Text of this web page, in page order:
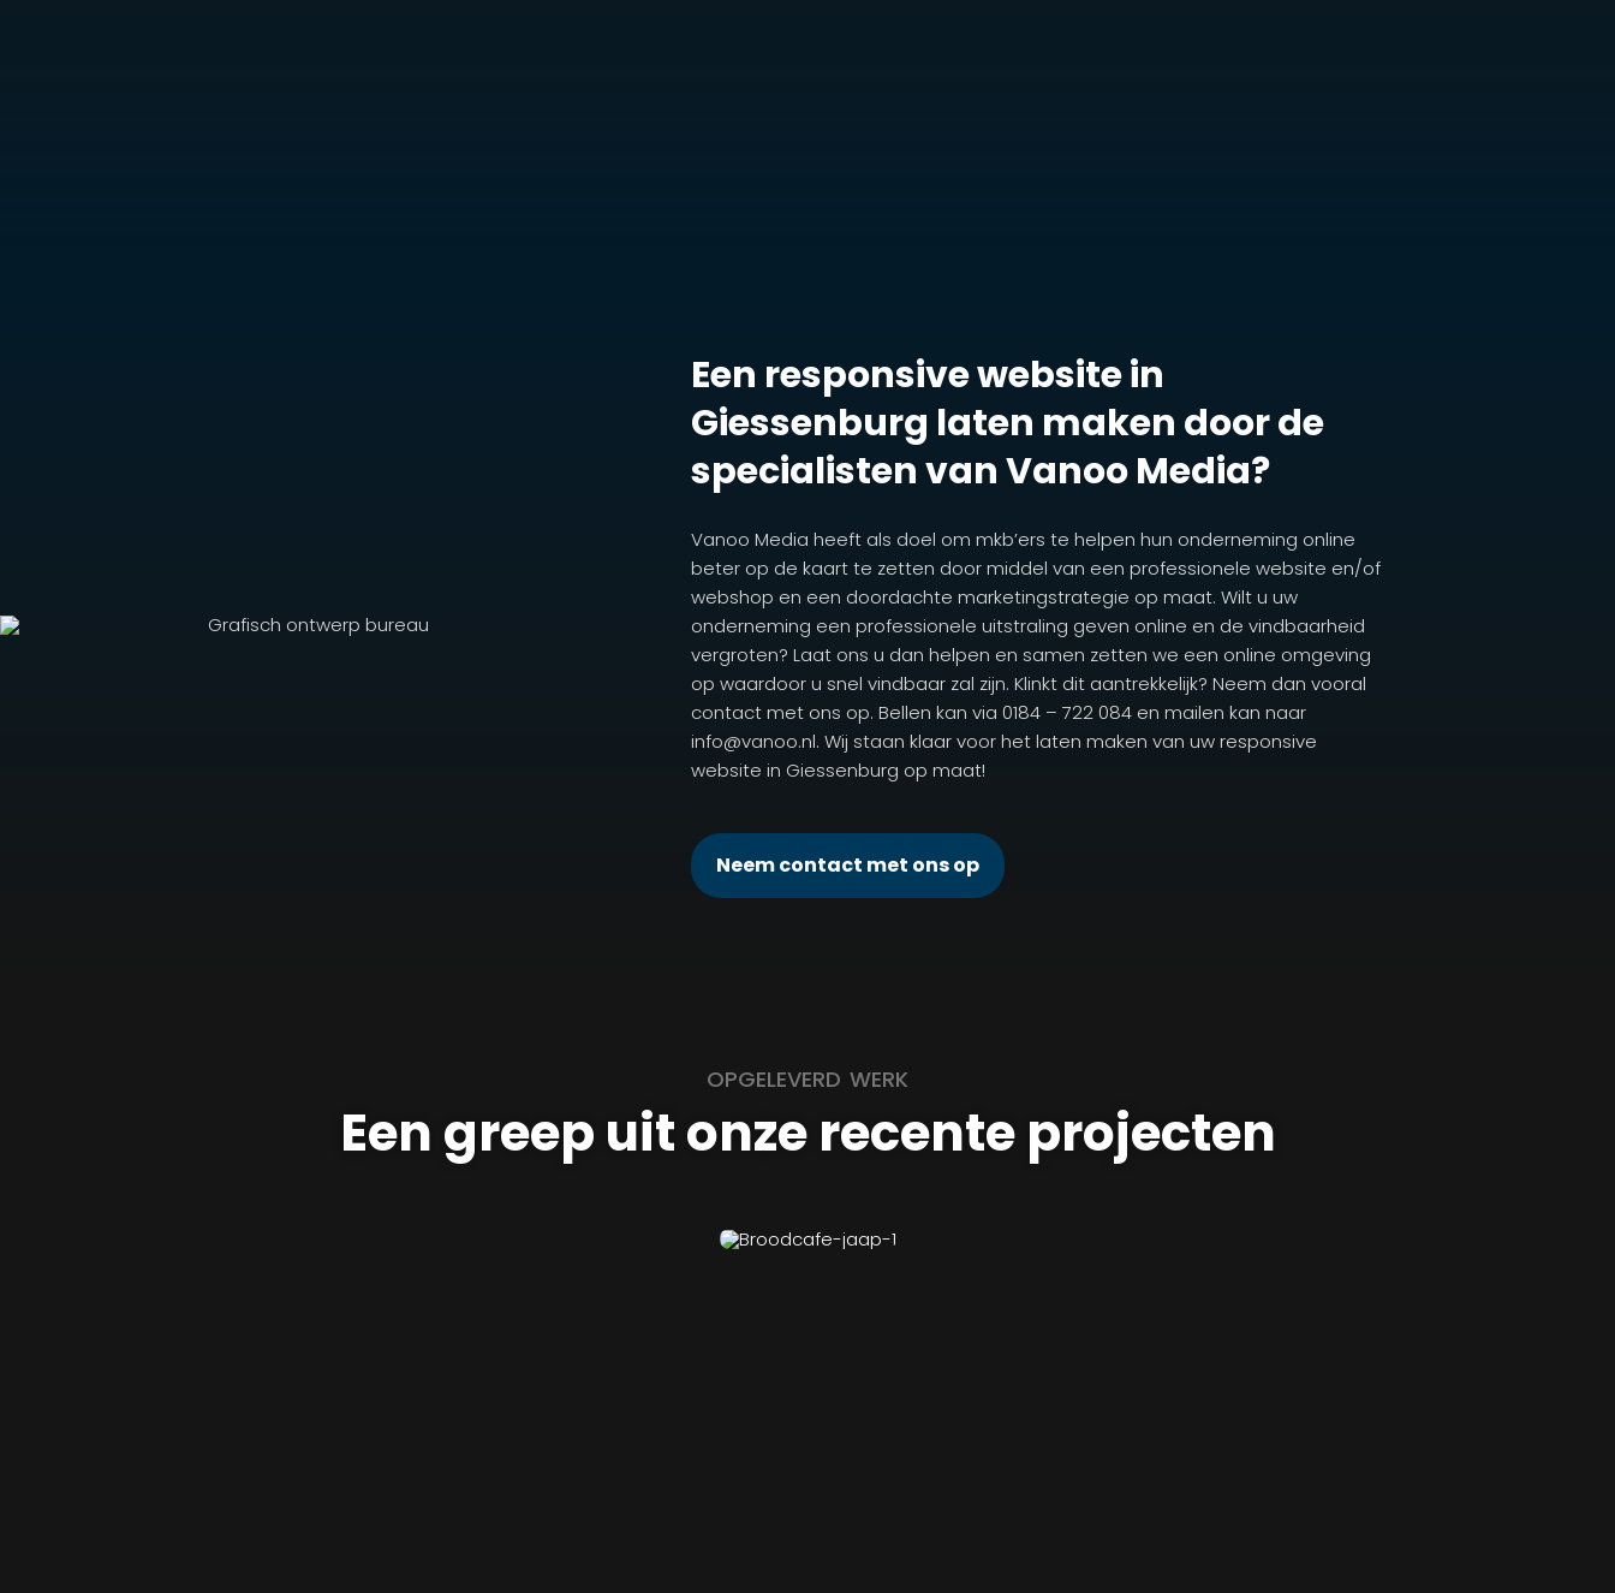
Een responsive website in
Giessenburg laten maken door de
specialisten van Vanoo Media?
Vanoo Media heeft als doel om mkb’ers te helpen hun onderneming online
beter op de kaart te zetten door middel van een professionele website en/of
webshop en een doordachte marketingstrategie op maat. Wilt u uw
onderneming een professionele uitstraling geven online en de vindbaarheid
vergroten? Laat ons u dan helpen en samen zetten we een online omgeving
op waardoor u snel vindbaar zal zijn. Klinkt dit aantrekkelijk? Neem dan vooral
contact met ons op. Bellen kan via 0184 – 722 084 en mailen kan naar
info@vanoo.nl. Wij staan klaar voor het laten maken van uw responsive
website in Giessenburg op maat!
Neem contact met ons op
OPGELEVERD WERK
Een greep uit onze recente projecten